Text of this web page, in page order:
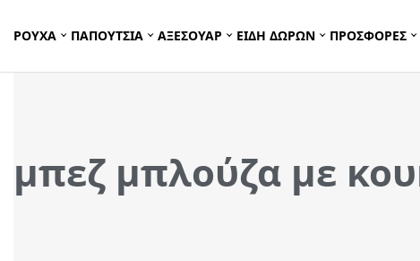
ΡΟΥΧΑ ΠΑΠΟΥΤΣΙΑ ΑΞΕΣΟΥΑΡ ΕΙΔΗ ΔΩΡΩΝ ΠΡΟΣΦΟΡΕΣ
μπεζ μπλούζα με